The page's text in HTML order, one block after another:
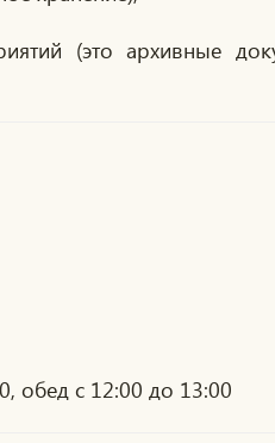
(это архивные
обед с 12:00 до 13:00